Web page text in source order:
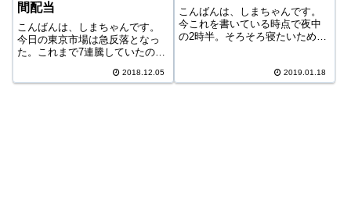
間配当
こんばんは、しまちゃんです。
今日の東京市場は急反落となっ
た。これまで7連騰していたの
538円はいくら何でも一気に下げ
2018.12.05
こんばんは、しまちゃんです。
今これを書いている時点で夜中
の2時半。そろそろ寝たいため、
であった。しかし決して下げ幅
は大きくなく、混乱のない、落
2019.01.18